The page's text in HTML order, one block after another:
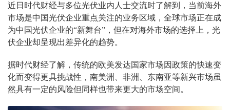
近日时代财经与多位光伏业内人士交流时了解到，当前海外
市场是中国光伏企业重点关注的业务区域，全球市场正在成
为中国光伏企业的“新舞台”，但在对海外市场的选择上，光
伏企业却呈现出差异化的趋势。
据时代财经了解，传统的欧美发达国家市场因政策的快速变
化而变得更具挑战性，南美洲、非洲、东南亚等新兴市场虽
然具有一定的风险但同样也带来更大的市场空间。